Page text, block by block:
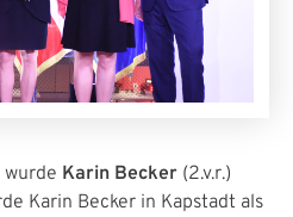
wurde Karin Becker (2.v.r.)
Karin Becker in Kapstadt als